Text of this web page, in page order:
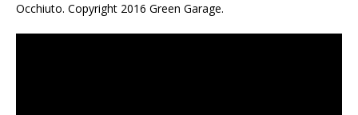
Occhiuto. Copyright 2016 Green Garage.